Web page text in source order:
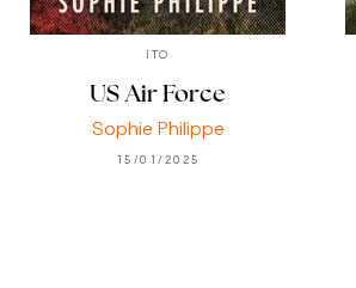
ITO
US Air Force
Sophie Philippe
15/01/2025